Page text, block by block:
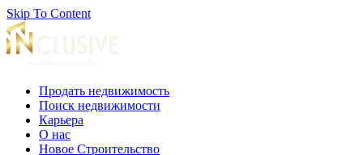
Skip To Content
Продать недвижимость
Поиск недвижимости
Карьера
О нас
Новое Строительство